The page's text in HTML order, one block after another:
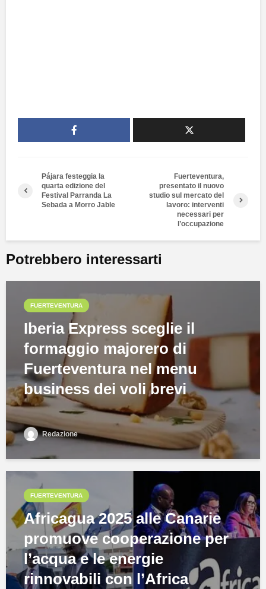
Pájara festeggia la
quarta edizione del
Festival Parranda La
Sebada a Morro Jable
Fuerteventura,
presentato il nuovo
studio sul mercato del
lavoro: interventi
necessari per
l’occupazione
Potrebbero interessarti
FUERTEVENTURA
Iberia Express sceglie il
formaggio majorero di
Fuerteventura nel menu
business dei voli brevi
Redazione
FUERTEVENTURA
Africagua 2025 alle Canarie
promuove cooperazione per
l’acqua e le energie
rinnovabili con l’Africa